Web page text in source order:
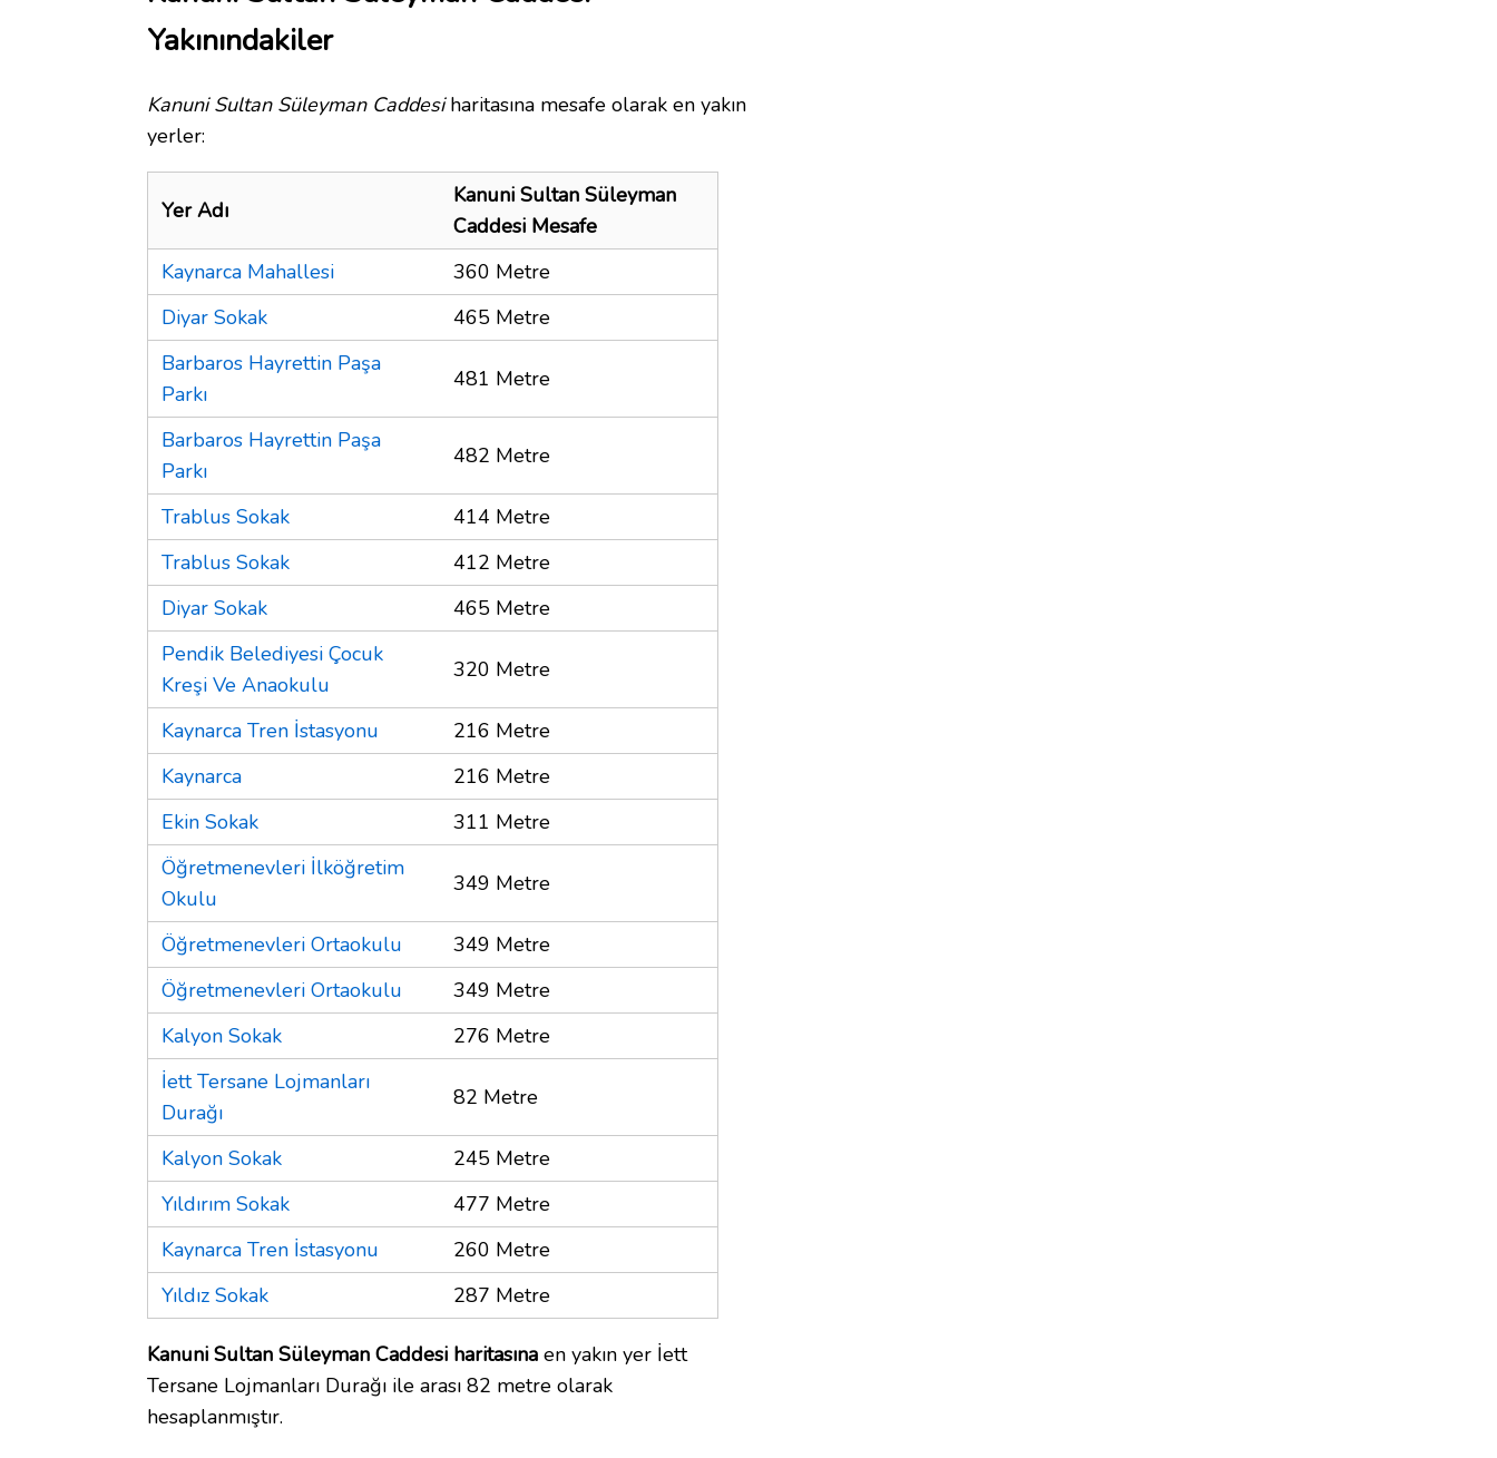
Yakınındakiler
Kanuni Sultan Süleyman Caddesiharitasına mesafe olarak en yakın
yerler:
Yer Adı
Kanuni Sultan Süleyman
Caddesi Mesafe
Kaynarca Mahallesi
360 Metre
Diyar Sokak
465 Metre
Barbaros Hayrettin Paşa
Parkı
481 Metre
Barbaros Hayrettin Paşa
Parkı
482 Metre
Trablus Sokak
414 Metre
Trablus Sokak
412 Metre
Diyar Sokak
465 Metre
Pendik Belediyesi Çocuk
Kreşi Ve Anaokulu
320 Metre
Kaynarca Tren İstasyonu
216 Metre
Kaynarca
216 Metre
Ekin Sokak
311 Metre
Öğretmenevleri İlköğretim
Okulu
349 Metre
Öğretmenevleri Ortaokulu
349 Metre
Öğretmenevleri Ortaokulu
349 Metre
Kalyon Sokak
276 Metre
İett Tersane Lojmanları
Durağı
82 Metre
Kalyon Sokak
245 Metre
Yıldırım Sokak
477 Metre
Kaynarca Tren İstasyonu
260 Metre
Yıldız Sokak
287 Metre
Kanuni Sultan Süleyman Caddesi haritasına en yakın yer İett
Tersane Lojmanları Durağı ile arası 82 metre olarak
hesaplanmıştır.